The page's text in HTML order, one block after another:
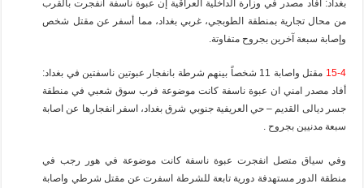
بغداد: أفاد مصدر في وزارة الداخلية العراقية إن عبوة ناسفة انفجرت بالقرب
من محال تجارية بمنطقة الطوبجي، غربي بغداد، مما أسفر عن مقتل شخص
وإصابة سبعة آخرين بجروح متفاوتة.
15-4
مقتل واصابة 11 شخصاً بينهم شرطة بانفجار عبوتين ناسفتين في بغداد:
أفاد مصدر امني ان عبوة ناسفة كانت موضوعة فرب سوق شعبي في منطقة
جسر ديالى القديم – حي العريفية جنوبي شرق بغداد، اسفر انفجارها عن اصابة
سبعة مدنيين بجروح .
وفي سياق متصل انفجرت عبوة ناسفة كانت موضوعة في هور رجب في
منطقة الدور مستهدفة دورية تابعة للشرطة اسفرت عن مقتل شرطي واصابة